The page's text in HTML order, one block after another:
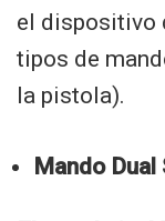
el dispositivo
tipos de
la pistola).
Mando Dual